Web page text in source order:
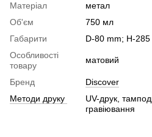
Матеріал
метал
Об'єм
750 мл
Габарити
D-80 mm; H-285
Особливості
товару
матовий
Бренд
Discover
Методи друку
UV-друк,
гравіювання